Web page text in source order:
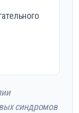
синдромов